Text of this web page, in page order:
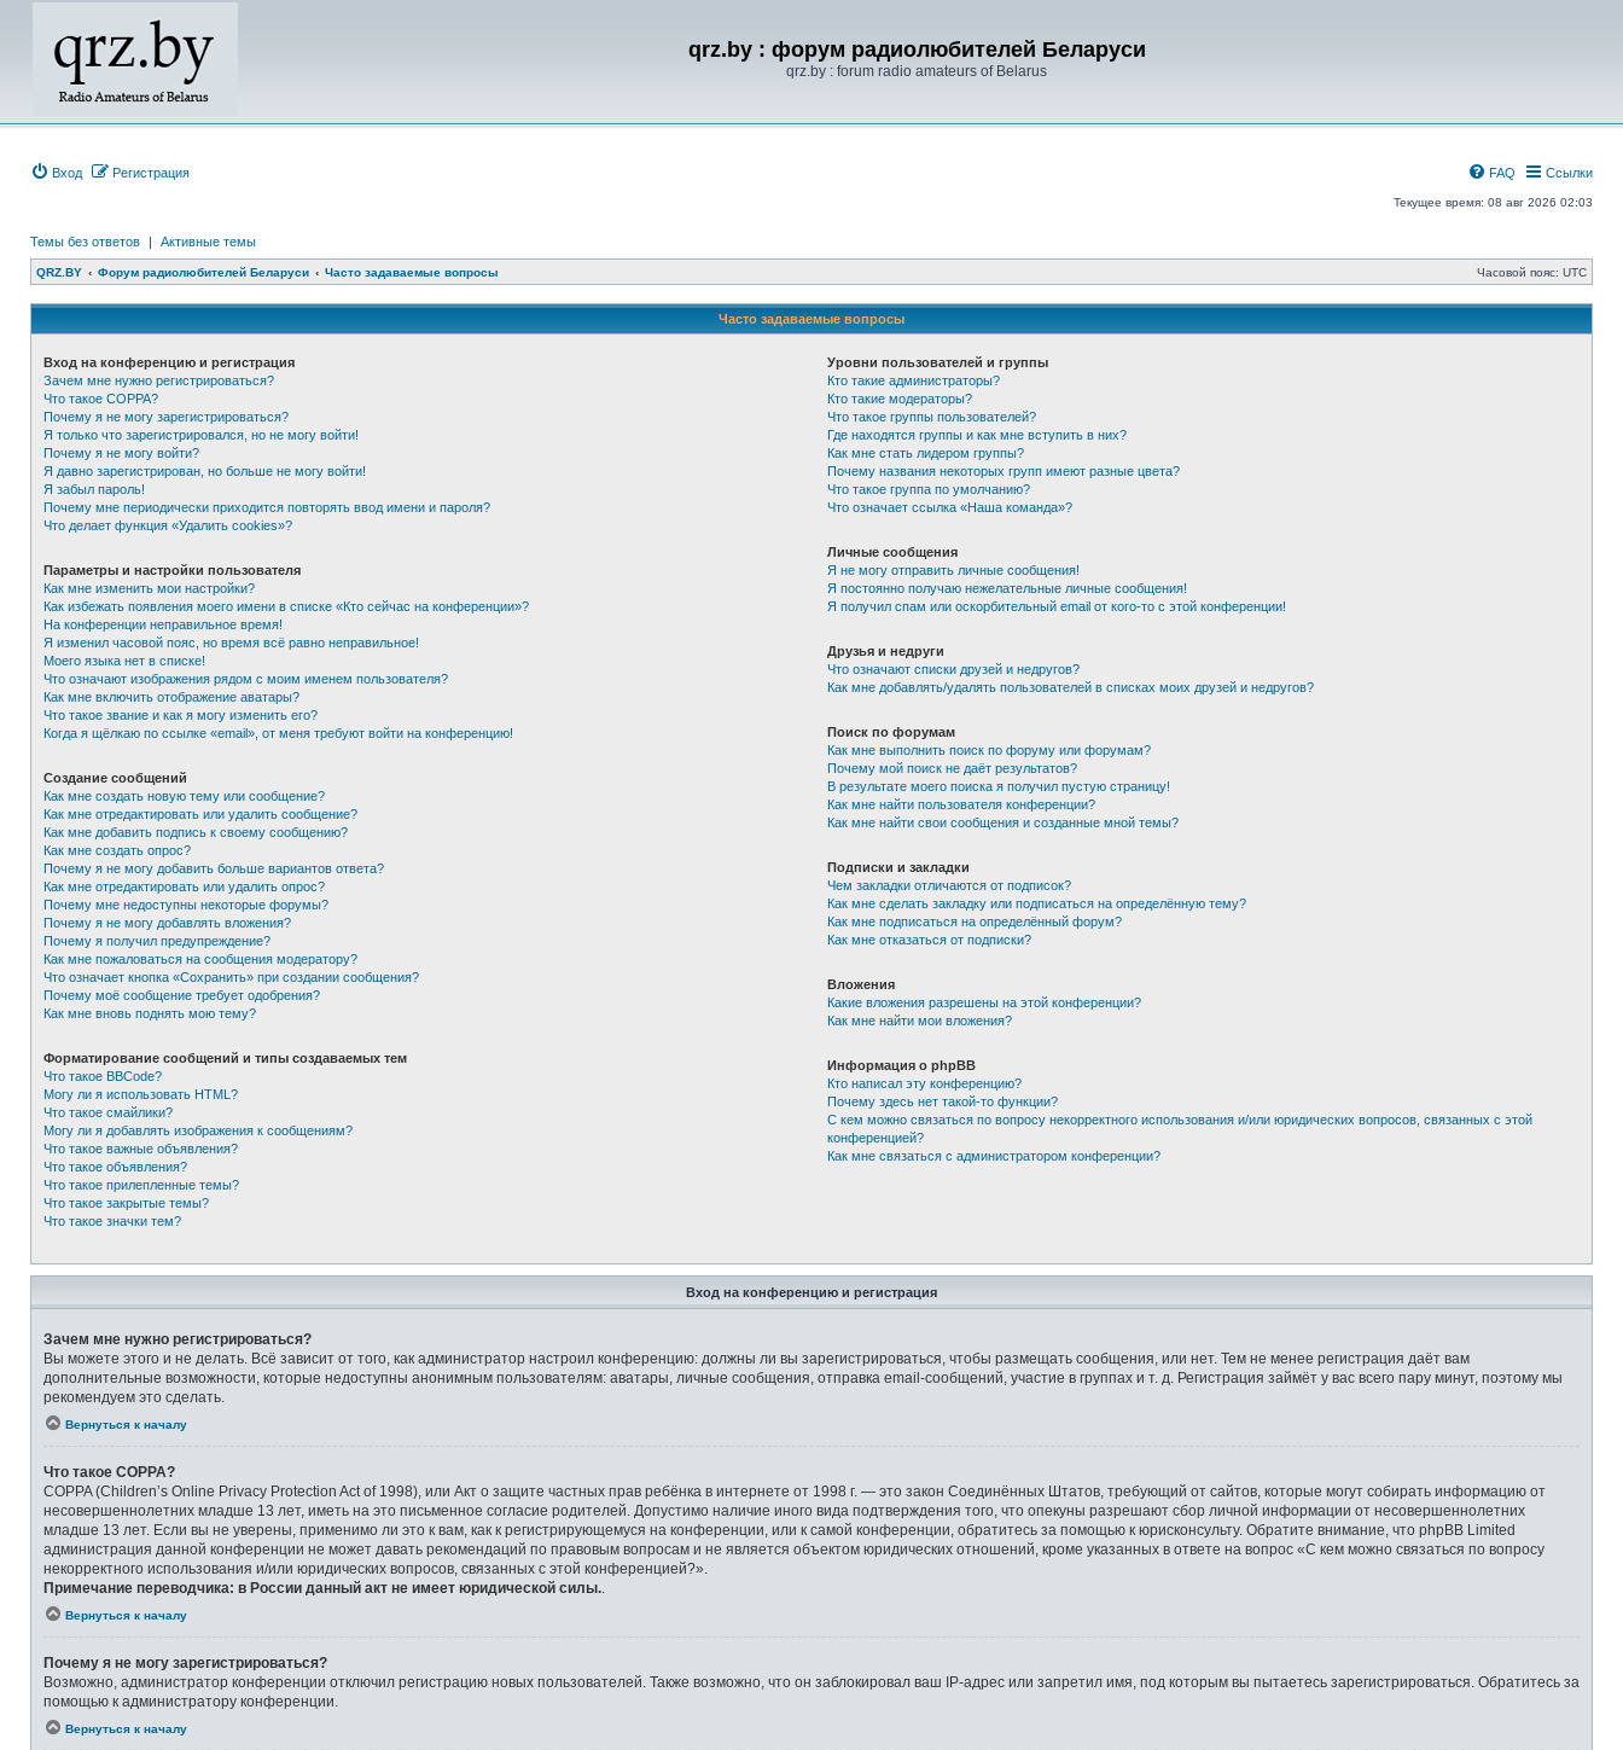
qrz.by : форум радиолюбителей Беларуси
qrz.by : forum radio amateurs of Belarus
Вход Регистрация Ссылки
FAQ
Текущее время: 08 авг 2026 02:03
Темы без ответов | Активные темы
QRZ.BY Форум радиолюбителей Беларуси Часто задаваемые вопросы Часовой пояс: UTC
Часто задаваемые вопросы
Вход на конференцию и регистрация
Зачем мне нужно регистрироваться?
Что такое COPPA?
Почему я не могу зарегистрироваться?
Я только что зарегистрировался, но не могу войти!
Почему я не могу войти?
Я давно зарегистрирован, но больше не могу войти!
Я забыл пароль!
Почему мне периодически приходится повторять ввод имени и пароля?
Что делает функция «Удалить cookies»?
Параметры и настройки пользователя
Как мне изменить мои настройки?
Как избежать появления моего имени в списке «Кто сейчас на конференции»?
На конференции неправильное время!
Я изменил часовой пояс, но время всё равно неправильное!
Моего языка нет в списке!
Что означают изображения рядом с моим именем пользователя?
Как мне включить отображение аватары?
Что такое звание и как я могу изменить его?
Когда я щёлкаю по ссылке «email», от меня требуют войти на конференцию!
Создание сообщений
Как мне создать новую тему или сообщение?
Как мне отредактировать или удалить сообщение?
Как мне добавить подпись к своему сообщению?
Как мне создать опрос?
Почему я не могу добавить больше вариантов ответа?
Как мне отредактировать или удалить опрос?
Почему мне недоступны некоторые форумы?
Почему я не могу добавлять вложения?
Почему я получил предупреждение?
Как мне пожаловаться на сообщения модератору?
Что означает кнопка «Сохранить» при создании сообщения?
Почему моё сообщение требует одобрения?
Как мне вновь поднять мою тему?
Форматирование сообщений и типы создаваемых тем
Что такое BBCode?
Могу ли я использовать HTML?
Что такое смайлики?
Могу ли я добавлять изображения к сообщениям?
Что такое важные объявления?
Что такое объявления?
Что такое прилепленные темы?
Что такое закрытые темы?
Что такое значки тем?
Уровни пользователей и группы
Кто такие администраторы?
Кто такие модераторы?
Что такое группы пользователей?
Где находятся группы и как мне вступить в них?
Как мне стать лидером группы?
Почему названия некоторых групп имеют разные цвета?
Что такое группа по умолчанию?
Что означает ссылка «Наша команда»?
Личные сообщения
Я не могу отправить личные сообщения!
Я постоянно получаю нежелательные личные сообщения!
Я получил спам или оскорбительный email от кого-то с этой конференции!
Друзья и недруги
Что означают списки друзей и недругов?
Как мне добавлять/удалять пользователей в списках моих друзей и недругов?
Поиск по форумам
Как мне выполнить поиск по форуму или форумам?
Почему мой поиск не даёт результатов?
В результате моего поиска я получил пустую страницу!
Как мне найти пользователя конференции?
Как мне найти свои сообщения и созданные мной темы?
Подписки и закладки
Чем закладки отличаются от подписок?
Как мне сделать закладку или подписаться на определённую тему?
Как мне подписаться на определённый форум?
Как мне отказаться от подписки?
Вложения
Какие вложения разрешены на этой конференции?
Как мне найти мои вложения?
Информация о phpBB
Кто написал эту конференцию?
Почему здесь нет такой-то функции?
С кем можно связаться по вопросу некорректного использования и/или юридических вопросов, связанных с этой
конференцией?
Как мне связаться с администратором конференции?
Вход на конференцию и регистрация
Зачем мне нужно регистрироваться?
Вы можете этого и не делать. Всё зависит от того, как администратор настроил конференцию: должны ли вы зарегистрироваться, чтобы размещать сообщения, или нет. Тем не менее регистрация даёт вам
дополнительные возможности, которые недоступны анонимным пользователям: аватары, личные сообщения, отправка email-сообщений, участие в группах и т. д. Регистрация займёт у вас всего пару минут, поэтому мы
рекомендуем это сделать.
Вернуться к началу
Что такое COPPA?
COPPA (Children’s Online Privacy Protection Act of 1998), или Акт о защите частных прав ребёнка в интернете от 1998 г. — это закон Соединённых Штатов, требующий от сайтов, которые могут собирать информацию от
несовершеннолетних младше 13 лет, иметь на это письменное согласие родителей. Допустимо наличие иного вида подтверждения того, что опекуны разрешают сбор личной информации от несовершеннолетних
младше 13 лет. Если вы не уверены, применимо ли это к вам, как к регистрирующемуся на конференции, или к самой конференции, обратитесь за помощью к юрисконсульту. Обратите внимание, что phpBB Limited
администрация данной конференции не может давать рекомендаций по правовым вопросам и не является объектом юридических отношений, кроме указанных в ответе на вопрос «С кем можно связаться по вопросу
некорректного использования и/или юридических вопросов, связанных с этой конференцией?».
Примечание переводчика: в России данный акт не имеет юридической силы.
Вернуться к началу
Почему я не могу зарегистрироваться?
Возможно, администратор конференции отключил регистрацию новых пользователей. Также возможно, что он заблокировал ваш IP-адрес или запретил имя, под которым вы пытаетесь зарегистрироваться. Обратитесь за
помощью к администратору конференции.
Вернуться к началу